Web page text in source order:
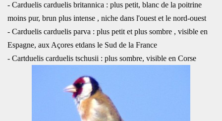
- Carduelis carduelis britannica : plus petit, blanc de la poitrine
moins pur, brun plus intense , niche dans l'ouest et le nord-ouest
- Carduelis carduelis parva : plus petit et plus sombre , visible en
Espagne, aux Açores etdans le Sud de la France
- Cartduelis carduelis tschusii : plus sombre, visible en Corse